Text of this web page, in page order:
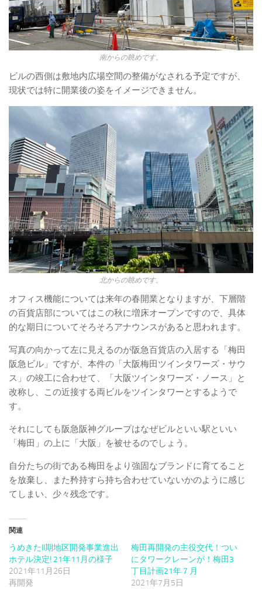
南からの眺めです。
ビルの西側は敷地内広場空間の整備がなされる予定ですが、
現状では特に開業後の姿をイメージできません。
北からの眺めです。
オフィス機能については来年の春開業となりますが、下層階
の百貨店部についてはこの秋に増床オープンですので、具体
的な期日についてそろそろアナウンスがあると思われます。
写真の向かって左に見えるのが阪急百貨店の入居する「梅田
阪急ビル」ですが、本件の「大阪梅田ツインタワーズ・サウ
ス」の竣工に合わせて、「大阪ツインタワーズ・ノース」と
改称し、この近接する両ビルをツインタワーとするようで
す。
それにしても阪急阪神グループはなぜビルといい駅といい
「梅田」の上に「大阪」を被せるのでしょう。
自分たちの街である梅田をより強固なブランドに育てること
を放棄し、また矜持すら持ち合わせていないかのように感じ
てしまい、少々残念です。
関連
うめきたII期地区開発事業進出
ホテル決定! 21年11月の様子
2021年11月26日
再開発
梅田再開発の主役交代！つい
にタワークレーンが！梅田3
丁目計画21年７月
2021年7月5日